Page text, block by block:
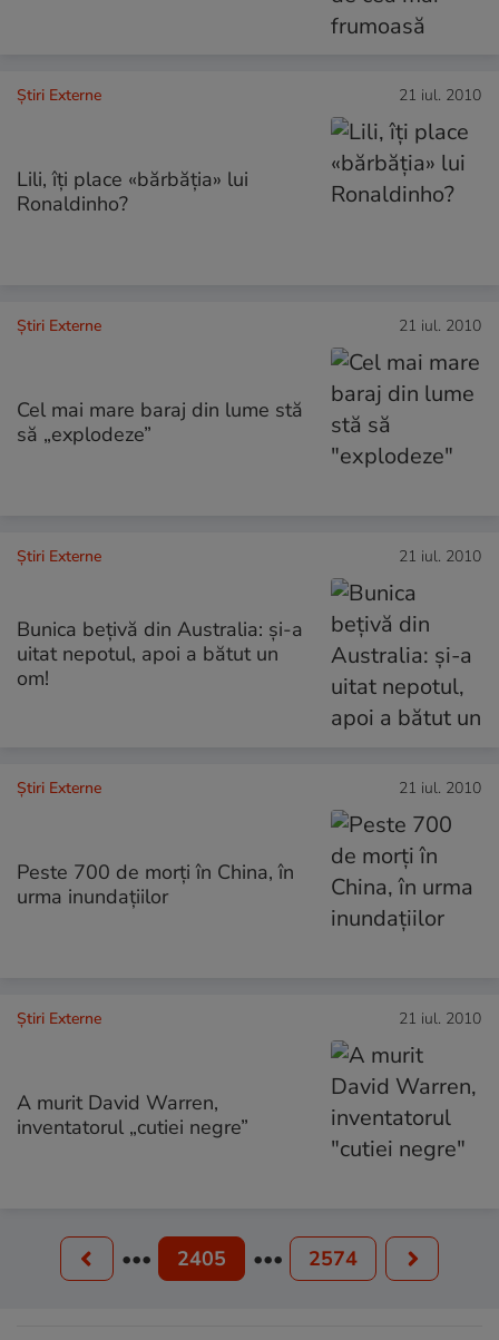
Știri Externe 21 iul. 2010
Lili, îţi place «bărbăţia» lui
Ronaldinho?
Știri Externe 21 iul. 2010
Cel mai mare baraj din lume stă
să „explodeze”
Știri Externe 21 iul. 2010
Bunica beţivă din Australia: şi-a
uitat nepotul, apoi a bătut un
om!
Știri Externe 21 iul. 2010
Peste 700 de morţi în China, în
urma inundaţiilor
Știri Externe 21 iul. 2010
A murit David Warren,
inventatorul „cutiei negre”
••• 2405 ••• 2574